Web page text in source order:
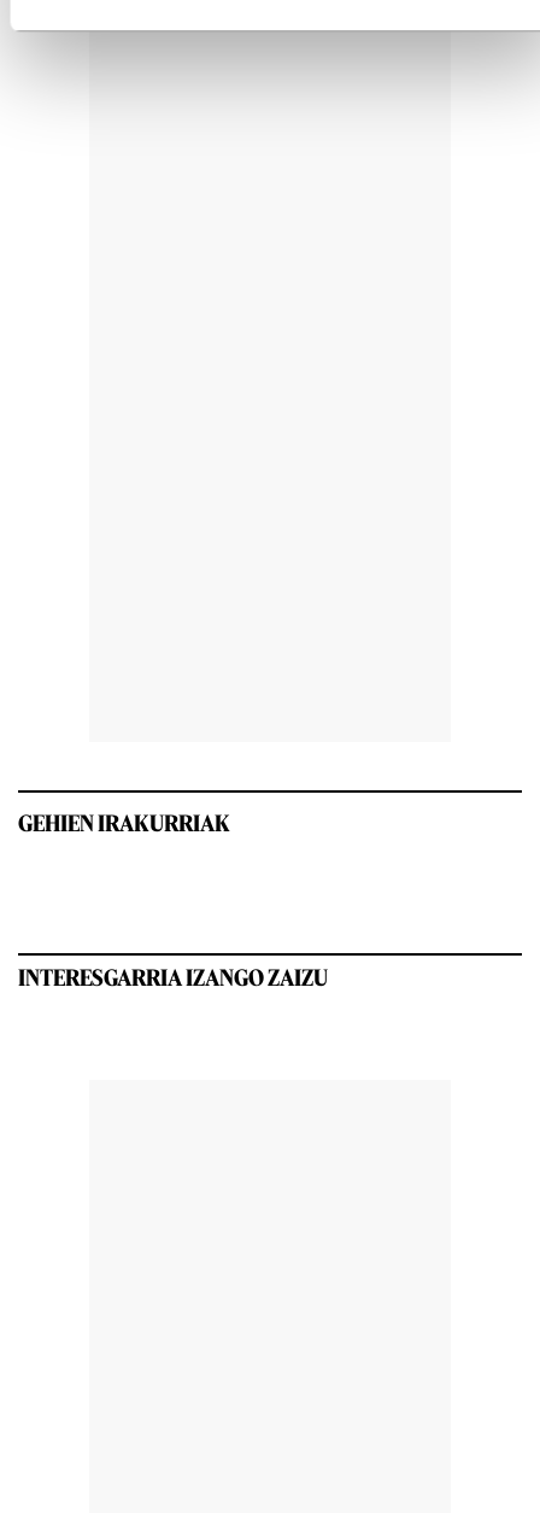
GEHIEN IRAKURRIAK
INTERESGARRIA IZANGO ZAIZU